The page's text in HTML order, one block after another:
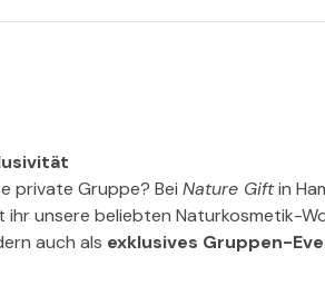
private Gruppe? Bei Nature Gift in
unsere beliebten Naturkosmetik-
auch als exklusives Gruppen-